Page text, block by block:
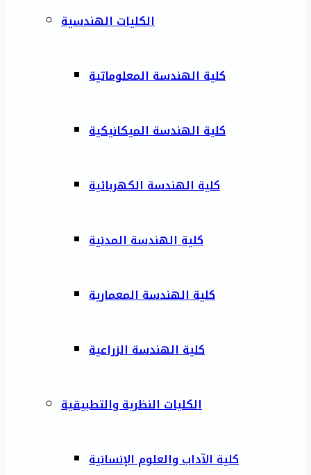
الكليات الهندسية
كلية الهندسة المعلوماتية
كلية الهندسة الميكانيكية
كلية الهندسة الكهربائية
كلية الهندسة المدنية
كلية الهندسة المعمارية
كلية الهندسة الزراعية
الكليات النظرية والتطبيقية
كلية الآداب والعلوم الإنسانية